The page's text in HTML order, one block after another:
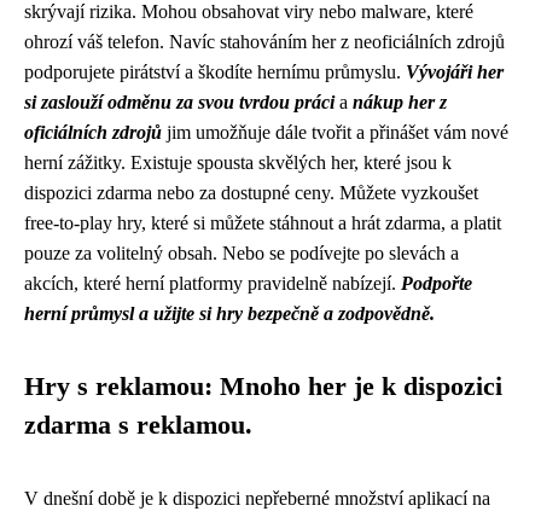
skrývají rizika. Mohou obsahovat viry nebo malware, které
ohrozí váš telefon. Navíc stahováním her z neoficiálních zdrojů
podporujete pirátství a škodíte hernímu průmyslu. Vývojáři her
si zaslouží odměnu za svou tvrdou prácia nákup her z
oficiálních zdrojů jim umožňuje dále tvořit a přinášet vám nové
herní zážitky. Existuje spousta skvělých her, které jsou k
dispozici zdarma nebo za dostupné ceny. Můžete vyzkoušet
free-to-play hry, které si můžete stáhnout a hrát zdarma, a platit
pouze za volitelný obsah. Nebo se podívejte po slevách a
akcích, které herní platformy pravidelně nabízejí. Podpořte
herní průmysl a užijte si hry bezpečně a zodpovědně.
Hry s reklamou: Mnoho her je k dispozici
zdarma s reklamou.
V dnešní době je k dispozici nepřeberné množství aplikací na